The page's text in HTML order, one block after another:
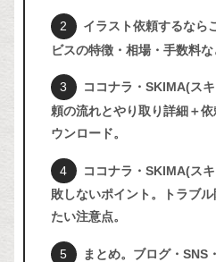
イラスト依頼するなら
ビスの特徴・相場・手数料な
ココナラ・SKIMA(ス
頼の流れとやり取り詳細＋
ウンロード。
ココナラ・SKIMA(ス
敗しないポイント。トラブ
たい注意点。
まとめ。ブログ・